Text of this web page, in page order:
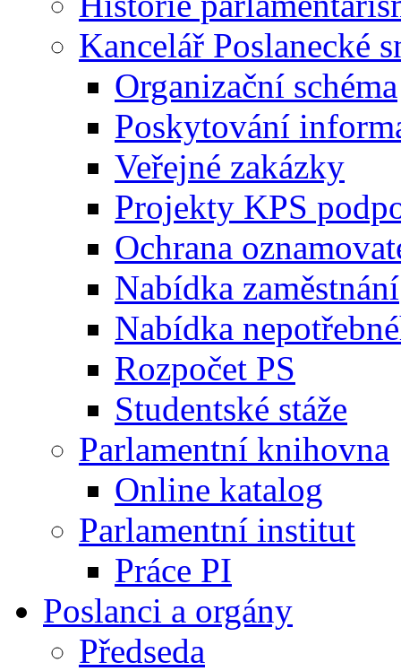
Kancelář Poslanecké
Organizační schéma
Poskytování
Veřejné zakázky
Projekty KPS
Ochrana
Nabídka zaměstnání
Nabídka
Rozpočet PS
Studentské stáže
Parlamentní knihovna
Online katalog
Parlamentní institut
Práce PI
Poslanci a orgány
Předseda